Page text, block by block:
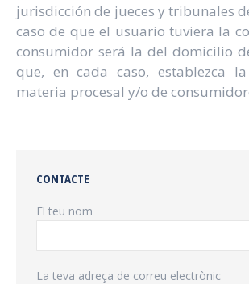
jurisdicción de jueces y tribunales
caso de que el usuario tuviera la
consumidor será la del domicilio
que, en cada caso, establezca
materia procesal y/o de
CONTACTE
El teu nom
La teva adreça de correu electrònic